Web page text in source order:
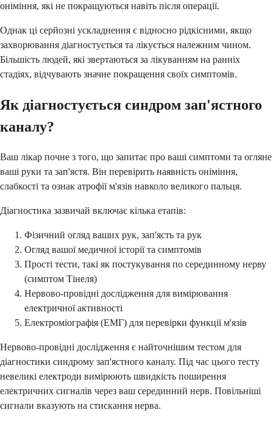
оніміння, які не покращуються навіть після операції.
Однак ці серйозні ускладнення є відносно рідкісними, якщо
захворювання діагностується та лікується належним чином.
Більшість людей, які звертаються за лікуванням на ранніх
стадіях, відчувають значне покращення своїх симптомів.
Як діагностується синдром зап'ястного
каналу?
Ваш лікар почне з того, що запитає про ваші симптоми та огляне
ваші руки та зап'ястя. Він перевірить наявність оніміння,
слабкості та ознак атрофії м'язів навколо великого пальця.
Діагностика зазвичай включає кілька етапів:
Фізичний огляд ваших рук, зап'ясть та рук
Огляд вашої медичної історії та симптомів
Прості тести, такі як постукування по серединному нерву
(симптом Тінеля)
Нервово-провідні дослідження для вимірювання
електричної активності
Електроміографія (ЕМГ) для перевірки функції м'язів
Нервово-провідні дослідження є найточнішим тестом для
діагностики синдрому зап'ястного каналу. Під час цього тесту
невеликі електроди вимірюють швидкість поширення
електричних сигналів через ваш серединний нерв. Повільніші
сигнали вказують на стискання нерва.